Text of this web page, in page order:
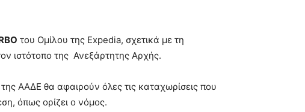
του Ομίλου της Expedia, σχετικά με τη
ιστότοπο της Ανεξάρτητης Αρχής.
ΑΑΔΕ θα αφαιρούν όλες τις καταχωρίσεις που
όπως ορίζει ο νόμος.